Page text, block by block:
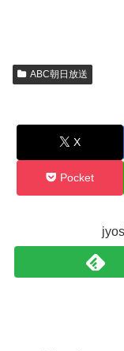
ABC朝日放送
X
Pocket